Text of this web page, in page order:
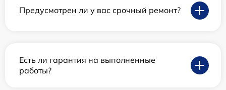
Предусмотрен ли у вас срочный ремонт?
Есть ли гарантия на выполненные
работы?